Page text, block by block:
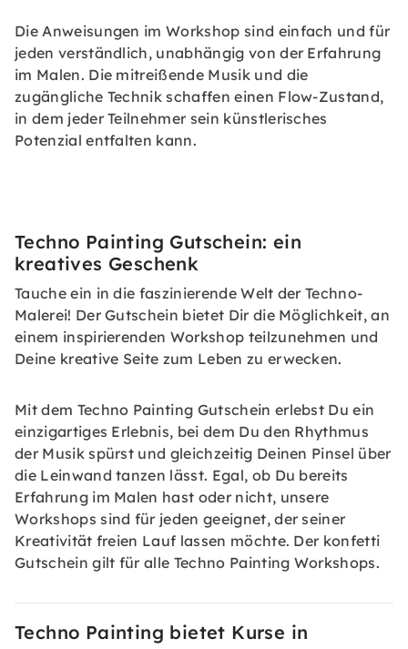
Die Anweisungen im Workshop sind einfach und für
jeden verständlich, unabhängig von der Erfahrung
im Malen. Die mitreißende Musik und die
zugängliche Technik schaffen einen Flow-Zustand,
in dem jeder Teilnehmer sein künstlerisches
Potenzial entfalten kann.
Techno Painting Gutschein: ein
kreatives Geschenk
Tauche ein in die faszinierende Welt der Techno-
Malerei! Der Gutschein bietet Dir die Möglichkeit, an
einem inspirierenden Workshop teilzunehmen und
Deine kreative Seite zum Leben zu erwecken.
Mit dem Techno Painting Gutschein erlebst Du ein
einzigartiges Erlebnis, bei dem Du den Rhythmus
der Musik spürst und gleichzeitig Deinen Pinsel über
die Leinwand tanzen lässt. Egal, ob Du bereits
Erfahrung im Malen hast oder nicht, unsere
Workshops sind für jeden geeignet, der seiner
Kreativität freien Lauf lassen möchte. Der konfetti
Gutschein gilt für alle Techno Painting Workshops.
Techno Painting bietet Kurse in